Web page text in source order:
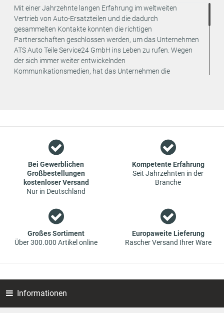
Mit einer Jahrzehnte langen Erfahrung im weltweiten
Vertrieb von Auto-Ersatzteilen und die dadurch
gesammelten Kontakte konnten die richtigen
Partnerschaften geschlossen werden, um das Unternehmen
ATS Auto Teile Service24 GmbH ins Leben zu rufen. Wegen
der sich immer weiter entwickelnden
Kommunikationsmedien, hat das Unternehmen die
Einzelhandels für Fahrzeug-Ersatzteile. Die Konzentration
liegt bei Verschleißteilen - wir bieten Original-Ersatzteile und
Marken-Ersatzteile von Erstausrüstern zu absoluten Top-
Konditionen an. Dies bedeutet aber auch, dass wenn Sie mal
das gewünschte Ersatzteil in unseren online-Angeboten
nicht finden, Sie uns gerne kontaktieren können. Sie können
garantiert günstigen Preisen.
Bei Gewerblichen
Großbestellungen
kostenloser Versand
Nur in Deutschland
Kompetente Erfahrung
Seit Jahrzehnten in der
Branche
Großes Sortiment
Über 300.000 Artikel online
Europaweite Lieferung
Rascher Versand Ihrer Ware
Informationen